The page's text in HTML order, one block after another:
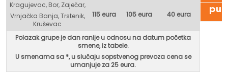
Kragujevac, Bor, Zaječar,
Vrnjačka Banja, Trstenik,
Kruševac
115 eura 105 eura 40 eura
Polazak grupe je dan ranije u odnosu na datum početka
smene, iz tabele.
U smenama sa *, uslučaju sopstvenog prevoza cena se
umanjuje za 25 eura.